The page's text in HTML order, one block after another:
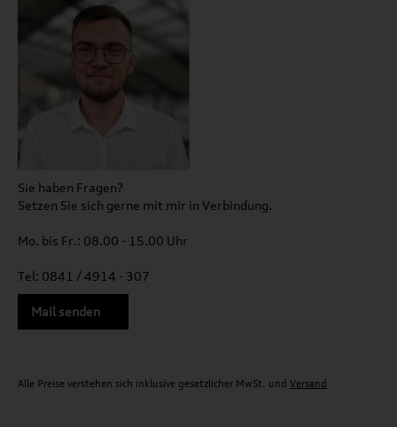
Sie haben Fragen?
Setzen Sie sich gerne mit mir in Verbindung.
Mo. bis Fr.: 08.00 - 15.00 Uhr
Tel: 0841 / 4914 - 307
Mail senden
Alle Preise verstehen sich inklusive gesetzlicher MwSt. und Versand